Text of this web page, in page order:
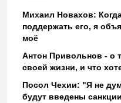
Михаил Новахов:
поддержать его, я
моё
Антон Привольнов - о
своей жизни, и что
Посол Чехии: "Я не
будут введены